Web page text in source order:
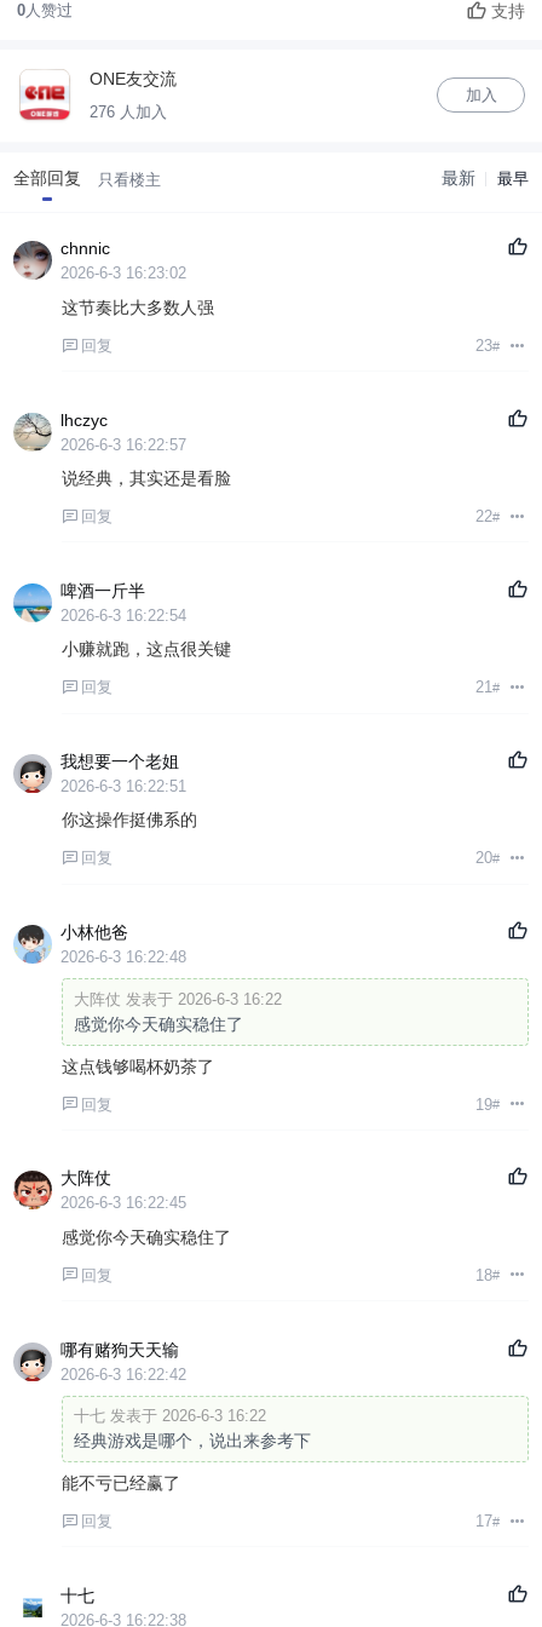
0人赞过 支持
ONE友交流
276 人加入
加入
全部回复 只看楼主 最新 最早
chnnic
2026-6-3 16:23:02
这节奏比大多数人强
回复 23#
lhczyc
2026-6-3 16:22:57
说经典，其实还是看脸
回复 22#
啤酒一斤半
2026-6-3 16:22:54
小赚就跑，这点很关键
回复 21#
我想要一个老姐
2026-6-3 16:22:51
你这操作挺佛系的
回复 20#
小林他爸
2026-6-3 16:22:48
大阵仗 发表于 2026-6-3 16:22
感觉你今天确实稳住了
这点钱够喝杯奶茶了
回复 19#
大阵仗
2026-6-3 16:22:45
感觉你今天确实稳住了
回复 18#
哪有赌狗天天输
2026-6-3 16:22:42
十七 发表于 2026-6-3 16:22
经典游戏是哪个，说出来参考下
能不亏已经赢了
回复 17#
十七
2026-6-3 16:22:38